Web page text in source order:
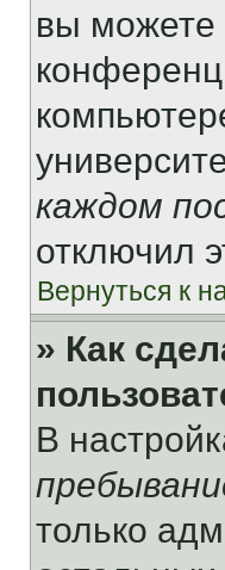
вы можете
каждом
отключил
Вернуться к
» Как
В
только